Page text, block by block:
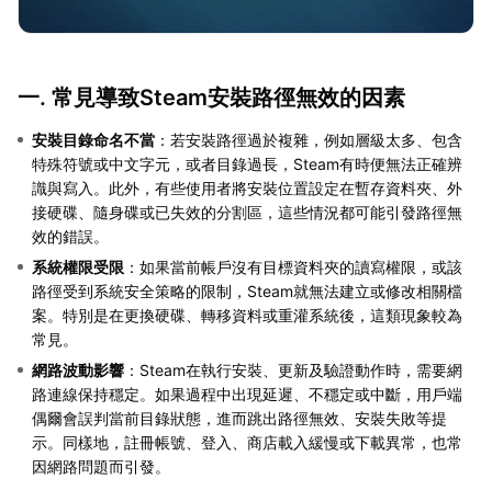
一. 常見導致Steam安裝路徑無效的因素
安裝目錄命名不當 ：若安裝路徑過於複雜，例如層級太多、包含
特殊符號或中文字元，或者目錄過長，Steam有時便無法正確辨
識與寫入。此外，有些使用者將安裝位置設定在暫存資料夾、外
接硬碟、隨身碟或已失效的分割區，這些情況都可能引發路徑無
效的錯誤。
系統權限受限 ：如果當前帳戶沒有目標資料夾的讀寫權限，或該
路徑受到系統安全策略的限制，Steam就無法建立或修改相關檔
案。特別是在更換硬碟、轉移資料或重灌系統後，這類現象較為
常見。
網路波動影響 ：Steam在執行安裝、更新及驗證動作時，需要網
路連線保持穩定。如果過程中出現延遲、不穩定或中斷，用戶端
偶爾會誤判當前目錄狀態，進而跳出路徑無效、安裝失敗等提
示。同樣地，註冊帳號、登入、商店載入緩慢或下載異常，也常
因網路問題而引發。